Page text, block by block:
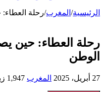
الرئيسية/ المغرب/رحلة
رحلة العطاء: حين
الوطن
27 أبريل، 2025 المغرب 1,947 زيارة